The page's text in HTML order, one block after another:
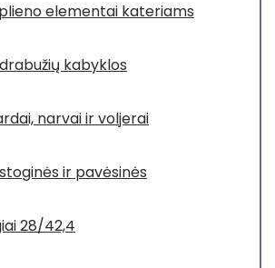
elementai kateriams
kabyklos
narvai ir voljerai
ir pavėsinės
28/42,4